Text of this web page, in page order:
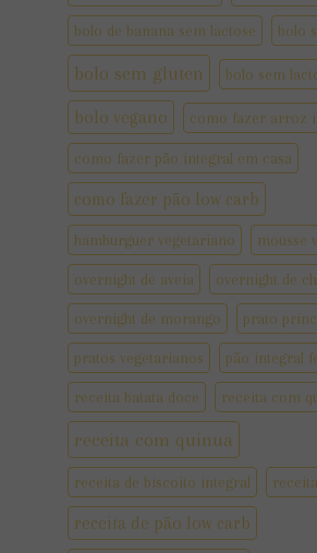
bolo de banana sem lactose bolo
bolo sem gluten bolo sem
bolo vegano como fazer arroz
como fazer pão integral em casa
como fazer pão low carb
hamburguer vegetariano mousse
overnight de aveia overnight de
overnight de morango prato
pratos vegetarianos pão integral
receita batata doce receita com
receita com quinua
receita de biscoito integral
receita de pão low carb